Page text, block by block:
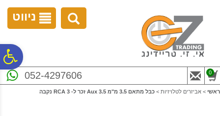
נגישות
ניווט
052-4297606 0
ראשי > אביזרים לטלויזיות > כבל מתאם 3.5 מ"מ 3.5 Aux זכר ל- 3 RCA נקבה